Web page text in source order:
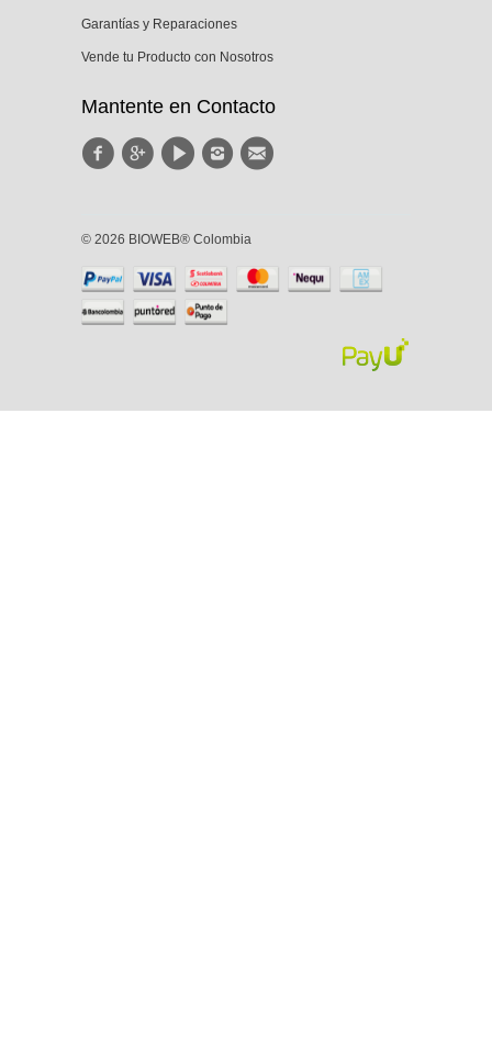
Garantías y Reparaciones
Vende tu Producto con Nosotros
Mantente en Contacto
© 2026 BIOWEB® Colombia